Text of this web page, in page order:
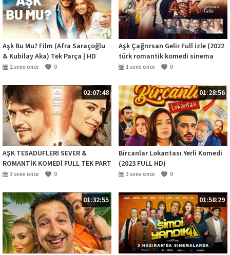
Aşk Bu Mu? Film (Afra Saraçoğlu
& Kubilay Aka) Tek Parça | HD
2 sene önce 0
Aşk Çağrırsan Gelir Full izle (2022
türk romantik komedi sinema
dizisi)
1 sene önce 0
02:07:48
AŞK TESADÜFLERİ SEVER &
ROMANTİK KOMEDİ FULL TEK PART
FİLM İZLE ( DİZİ FİLM İZLEMECE )
3 sene önce 0
01:28:56
Bircanlar Lokantası Yerli Komedi
(2023 FULL HD)
3 sene önce 0
01:32:55 01:58:29